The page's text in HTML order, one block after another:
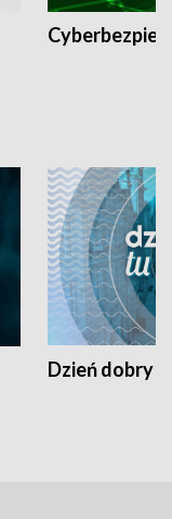
Dzień dobry